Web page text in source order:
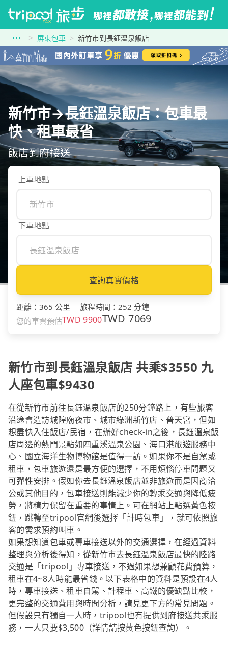
屏東包車 新竹市到長鈺溫泉飯店
新竹市→長鈺溫泉飯店：包車最
快、租車最省
飯店到府接送
上車地點
下車地點
查詢真實價格
距離 ： 365 公里 旅程時間 ： 252 分鐘
您的車資預估TWD9900TWD7069
新竹市到長鈺溫泉飯店 共乘$3550 九
人座包車$9430
在從新竹市前往長鈺溫泉飯店的250分鐘路上，有些旅客
沿途會造訪城隍廟夜市、城市綠洲新竹店、普天宮，但如
想盡快入住飯店/民宿，在辦好check-in之後，長鈺溫泉飯
店周邊的熱門景點如四重溪溫泉公園、海口港旅遊服務中
心、國立海洋生物博物館是值得一訪。如果你不是自駕或
租車，包車旅遊還是最方便的選擇，不用煩惱停車問題又
可彈性安排。假如你去長鈺溫泉飯店並非旅遊而是因商洽
公或其他目的，包車接送則能減少你的轉乘交通與降低疲
勞，將精力保留在重要的事情上。可在網站上點選黃色按
鈕，跳轉至tripool官網後選擇「計時包車」，就可依照旅
客的需求預約叫車。
如果想知道包車或專車接送以外的交通選擇，在經過資料
整理與分析後得知，從新竹市去長鈺溫泉飯店最快的陸路
交通是「tripool」專車接送，不過如果想兼顧花費預算，
租車在4~8人時能最省錢。以下表格中的資料是預設在4人
時，專車接送、租車自駕、計程車、高鐵的優缺點比較，
更完整的交通費用與時間分析，請見更下方的常見問題。
但假設只有獨自一人時，tripool也有提供到府接送共乘服
務，一人只要$3,500（詳情請按黃色按鈕查詢）。